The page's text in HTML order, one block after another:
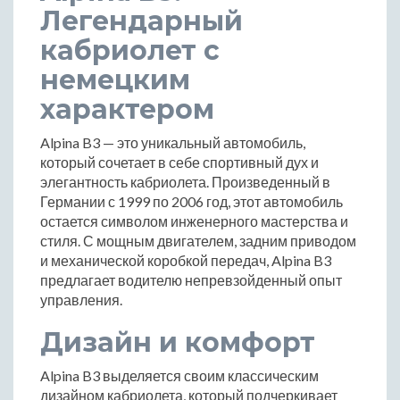
Легендарный
кабриолет с
немецким
характером
Alpina B3 — это уникальный автомобиль,
который сочетает в себе спортивный дух и
элегантность кабриолета. Произведенный в
Германии с 1999 по 2006 год, этот автомобиль
остается символом инженерного мастерства и
стиля. С мощным двигателем, задним приводом
и механической коробкой передач, Alpina B3
предлагает водителю непревзойденный опыт
управления.
Дизайн и комфорт
Alpina B3 выделяется своим классическим
дизайном кабриолета, который подчеркивает